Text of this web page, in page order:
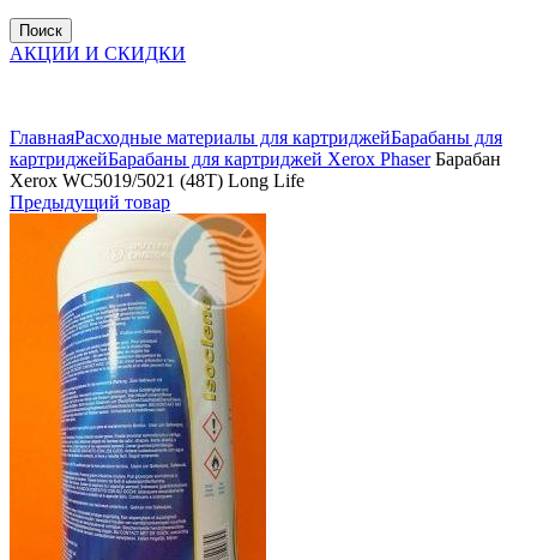
Поиск
АКЦИИ И СКИДКИ
ГлавнаяРасходные материалы для картриджейБарабаны для
картриджейБарабаны для картриджей Xerox PhaserБарабан
Xerox WC5019/5021 (48T) Long Life
Предыдущий товар